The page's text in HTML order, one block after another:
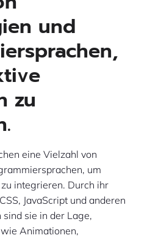
und
zu
eine Vielzahl von
um
integrieren. Durch ihr
JavaScript und anderen
sie in der Lage,
Animationen,